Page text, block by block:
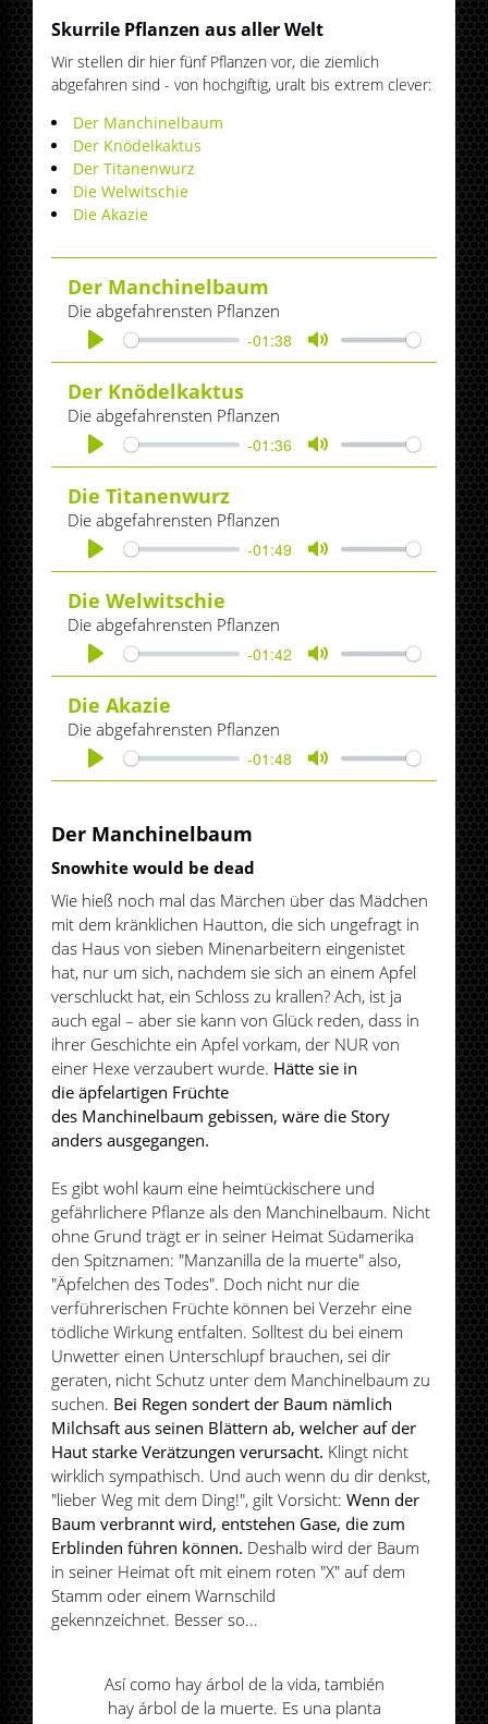
Skurrile Pflanzen aus aller Welt
Wir stellen dir hier fünf Pflanzen vor, die ziemlich
abgefahren sind - von hochgiftig, uralt bis extrem clever:
Der Manchinelbaum
Der Knödelkaktus
Der Titanenwurz
Die Welwitschie
Die Akazie
Der Manchinelbaum
Die abgefahrensten Pflanzen
Play
-01:38
Mute
Der Knödelkaktus
Die abgefahrensten Pflanzen
Play
-01:36
Mute
Die Titanenwurz
Die abgefahrensten Pflanzen
Play
-01:49
Mute
Die Welwitschie
Die abgefahrensten Pflanzen
Play
-01:42
Mute
Die Akazie
Die abgefahrensten Pflanzen
Play
-01:48
Mute
Der Manchinelbaum
Snowhite would be dead
Wie hieß noch mal das Märchen über das Mädchen
mit dem kränklichen Hautton, die sich ungefragt in
das Haus von sieben Minenarbeitern eingenistet
hat, nur um sich, nachdem sie sich an einem Apfel
verschluckt hat, ein Schloss zu krallen? Ach, ist ja
auch egal – aber sie kann von Glück reden, dass in
ihrer Geschichte ein Apfel vorkam, der NUR von
einer Hexe verzaubert wurde. Hätte sie in
die äpfelartigen Früchte
des Manchinelbaum gebissen, wäre die Story
anders ausgegangen.
Es gibt wohl kaum eine heimtückischere und
gefährlichere Pflanze als den Manchinelbaum. Nicht
ohne Grund trägt er in seiner Heimat Südamerika
den Spitznamen: "Manzanilla de la muerte" also,
"Äpfelchen des Todes". Doch nicht nur die
verführerischen Früchte können bei Verzehr eine
tödliche Wirkung entfalten. Solltest du bei einem
Unwetter einen Unterschlupf brauchen, sei dir
geraten, nicht Schutz unter dem Manchinelbaum zu
suchen. Bei Regen sondert der Baum nämlich
Milchsaft aus seinen Blättern ab, welcher auf der
Haut starke Verätzungen verursacht. Klingt nicht
wirklich sympathisch. Und auch wenn du dir denkst,
"lieber Weg mit dem Ding!", gilt Vorsicht:Wenn der
Baum verbrannt wird, entstehen Gase, die zum
Erblinden führen können. Deshalb wird der Baum
in seiner Heimat oft mit einem roten "X" auf dem
Stamm oder einem Warnschild
gekennzeichnet. Besser so...
Así como hay árbol de la vida, también
hay árbol de la muerte. Es una planta